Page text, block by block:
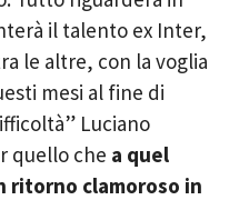
il talento ex Inter,
le altre, con la voglia
mesi al fine di
Luciano
quello che a quel
ritorno clamoroso in